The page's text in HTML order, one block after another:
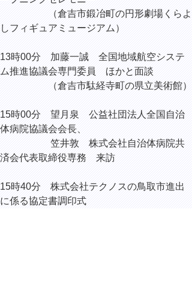
（倉吉市鍛冶町の円形劇場くらよ
しフィギュアミュージアム）
13時00分 加藤一誠 全国地域航空システ
ム推進協議会専門委員 ほかと面談
（倉吉市駄経寺町の県立美術館）
15時00分 望月泉 公益社団法人全国自治
体病院協議会会長、
笠井敦 株式会社自治体病院共
済会代表取締役専務 来訪
15時40分 株式会社テクノスの鳥取市進出
に係る協定書調印式